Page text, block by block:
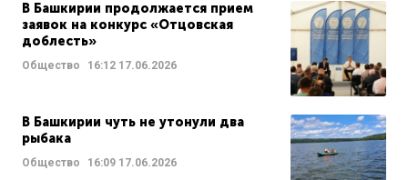
В Башкирии продолжается прием
заявок на конкурс «Отцовская
доблесть»
Общество 16:12 17.06.2026
В Башкирии чуть не утонули два
рыбака
Общество 16:09 17.06.2026